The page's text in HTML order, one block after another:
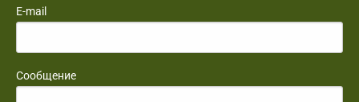
E-mail
Сообщение